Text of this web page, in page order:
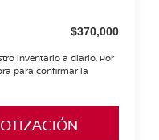
$370,000
inventario a diario. Por
para confirmar la